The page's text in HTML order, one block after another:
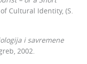
Cultural Identity, (S.
i savremene
2002.